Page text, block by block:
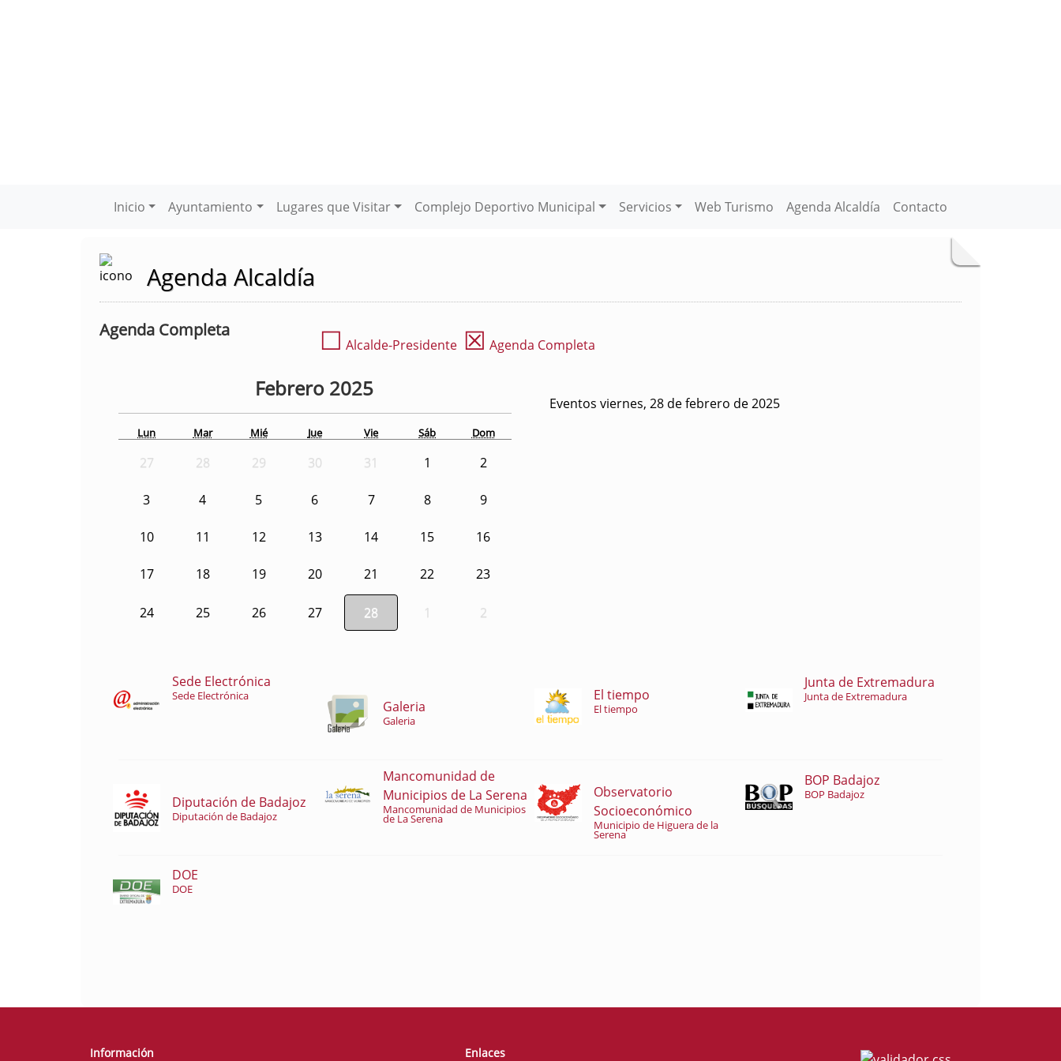
Inicio Ayuntamiento Lugares que Visitar Complejo Deportivo Municipal Servicios Web Turismo Agenda Alcaldía Contacto
Agenda Alcaldía
Agenda Completa ☐ Alcalde-Presidente ☒ Agenda Completa
Febrero 2025
Lun Mar Mié Jue Vie Sáb Dom
27 28 29 30 31 1 2
3 4 5 6 7 8 9
10 11 12 13 14 15 16
17 18 19 20 21 22 23
24 25 26 27 28 1 2
Eventos viernes, 28 de febrero de 2025
Sede Electrónica
Sede Electrónica
Galeria
Galeria
El tiempo
El tiempo
Junta de Extremadura
Junta de Extremadura
Diputación de Badajoz
Diputación de Badajoz
Mancomunidad de
Municipios de La Serena
Mancomunidad de Municipios
de La Serena
Observatorio
Socioeconómico
Municipio de Higuera de la
Serena
BOP Badajoz
BOP Badajoz
DOE
DOE
Información Enlaces